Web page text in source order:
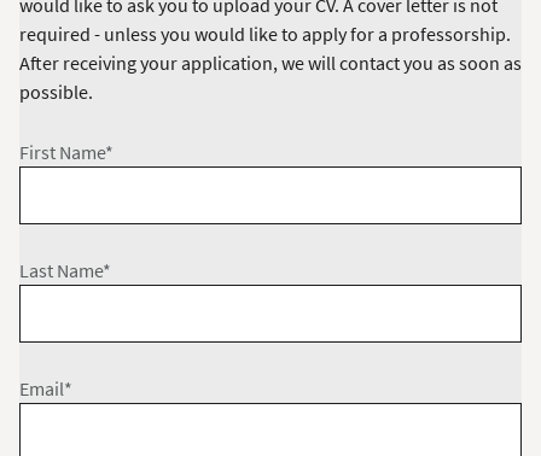
would like to ask you to upload your CV. A cover letter is not
required - unless you would like to apply for a professorship.
After receiving your application, we will contact you as soon as
possible.
First Name*
Last Name*
Email*